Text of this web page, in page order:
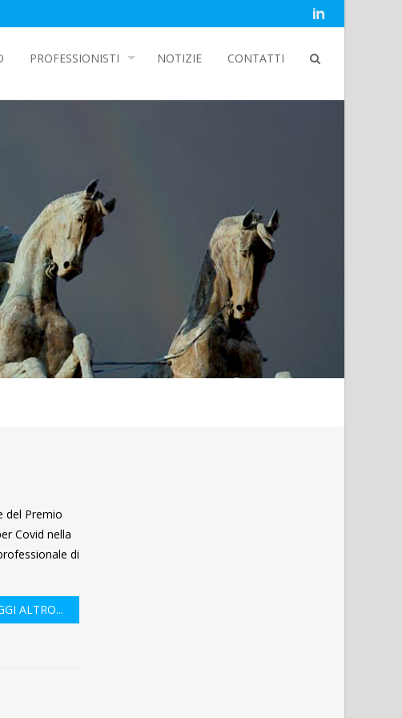
PROFESSIONISTI NOTIZIE CONTATTI
del Premio
Covid nella
di
ALTRO...